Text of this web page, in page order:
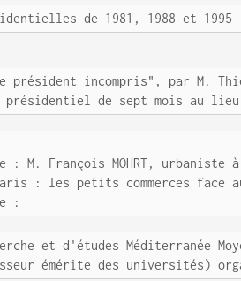
de 1981, 1988 et 1995
le président incompris", par M.
présidentiel de sept mois au
: M. François MOHRT,
: les petits commerces face
:
et d'études Méditerranée
émérite des